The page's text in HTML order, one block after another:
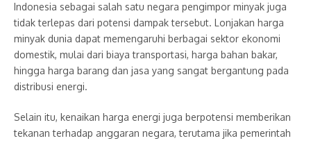
Indonesia sebagai salah satu negara pengimpor minyak juga
tidak terlepas dari potensi dampak tersebut. Lonjakan harga
minyak dunia dapat memengaruhi berbagai sektor ekonomi
domestik, mulai dari biaya transportasi, harga bahan bakar,
hingga harga barang dan jasa yang sangat bergantung pada
distribusi energi.
Selain itu, kenaikan harga energi juga berpotensi memberikan
tekanan terhadap anggaran negara, terutama jika pemerintah